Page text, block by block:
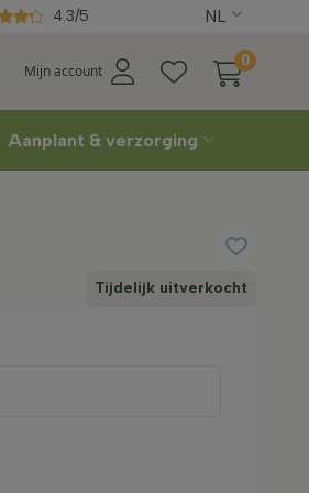
Rechtstreeks van de kweker
4.3/5 NL
Mijn account
0
Aanplant & verzorging
Tijdelijk uitverkocht